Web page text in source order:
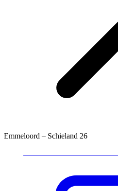
Emmeloord – Schieland 26